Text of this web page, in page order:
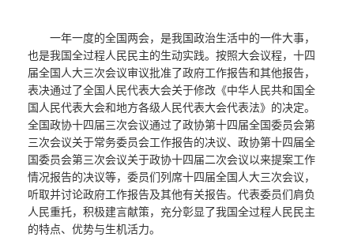
一年一度的全国两会，是我国政治生活中的一件大事，
也是我国全过程人民民主的生动实践。按照大会议程，十四
届全国人大三次会议审议批准了政府工作报告和其他报告，
表决通过了全国人民代表大会关于修改《中华人民共和国全
国人民代表大会和地方各级人民代表大会代表法》的决定。
全国政协十四届三次会议通过了政协第十四届全国委员会第
三次会议关于常务委员会工作报告的决议、政协第十四届全
国委员会第三次会议关于政协十四届二次会议以来提案工作
情况报告的决议等，委员们列席十四届全国人大三次会议，
听取并讨论政府工作报告及其他有关报告。代表委员们肩负
人民重托，积极建言献策，充分彰显了我国全过程人民民主
的特点、优势与生机活力。